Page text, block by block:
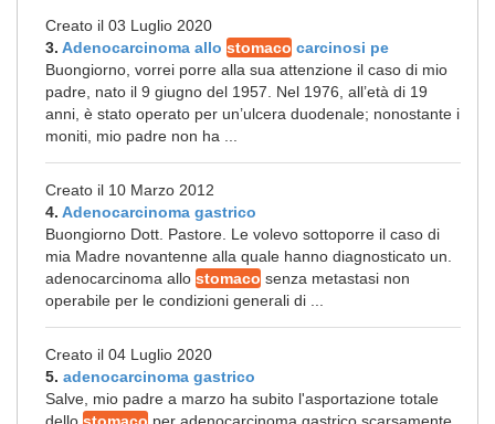
Creato il 03 Luglio 2020
3. Adenocarcinoma allo stomaco carcinosi pe
Buongiorno, vorrei porre alla sua attenzione il caso di mio
padre, nato il 9 giugno del 1957. Nel 1976, all’età di 19
anni, è stato operato per un’ulcera duodenale; nonostante i
moniti, mio padre non ha ...
Creato il 10 Marzo 2012
4. Adenocarcinoma gastrico
Buongiorno Dott. Pastore. Le volevo sottoporre il caso di
mia Madre novantenne alla quale hanno diagnosticato un.
adenocarcinoma allo stomaco senza metastasi non
operabile per le condizioni generali di ...
Creato il 04 Luglio 2020
5. adenocarcinoma gastrico
Salve, mio padre a marzo ha subito l'asportazione totale